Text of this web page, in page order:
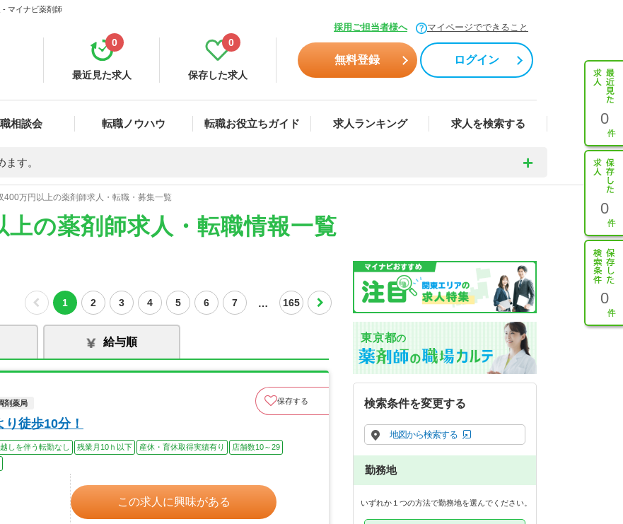
- マイナビ薬剤師
採用ご担当者様へ マイページでできること
最近見た求人
0
保存した求人
0
無料登録 ログイン
相談会 転職ノウハウ 転職お役立ちガイド 求人ランキング 求人を検索する 0
0
0
す。
400万円以上の薬剤師求人・転職・募集一覧
の薬剤師求人・転職情報一覧
1 2 3 4 5 6 7 … 165
給与順
剤薬局 保存する
徒歩10分！
しを伴う転勤なし 残業月10ｈ以下 産休・育休取得実績有り
店舗数10～29
この求人に興味がある
東京都の
検索条件を変更する
地図から検索する
勤務地
いずれか１つの方法で勤務地を選んでください。